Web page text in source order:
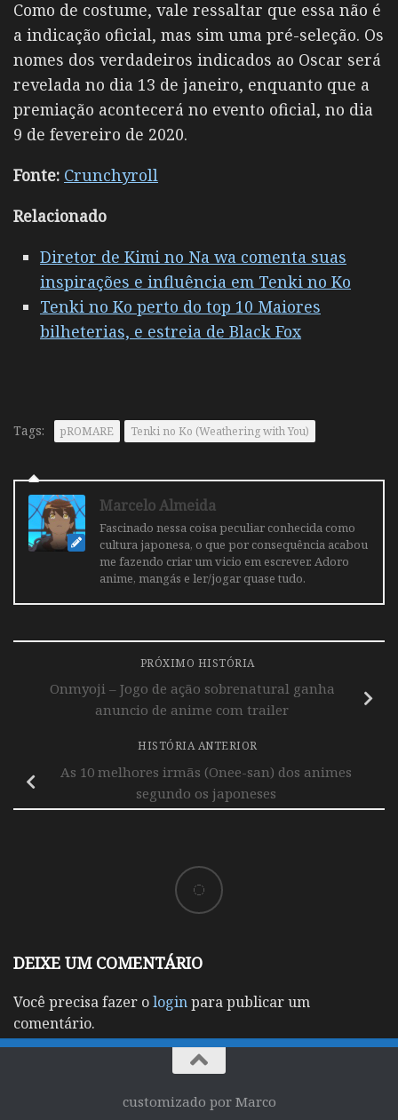
Como de costume, vale ressaltar que essa não é
a indicação oficial, mas sim uma pré-seleção. Os
nomes dos verdadeiros indicados ao Oscar será
revelada no dia 13 de janeiro, enquanto que a
premiação acontecerá no evento oficial, no dia
9 de fevereiro de 2020.
Fonte: Crunchyroll
Relacionado
Diretor de Kimi no Na wa comenta suas
inspirações e influência em Tenki no Ko
Tenki no Ko perto do top 10 Maiores
bilheterias, e estreia de Black Fox
Tags: pROMARE Tenki no Ko (Weathering with You)
Marcelo Almeida
Fascinado nessa coisa peculiar conhecida como
cultura japonesa, o que por consequência acabou
me fazendo criar um vicio em escrever. Adoro
anime, mangás e ler/jogar quase tudo.
PRÓXIMO HISTÓRIA
Onmyoji – Jogo de ação sobrenatural ganha
anuncio de anime com trailer
HISTÓRIA ANTERIOR
As 10 melhores irmãs (Onee-san) dos animes
segundo os japoneses
DEIXE UM COMENTÁRIO
Você precisa fazer ologinpara publicar um
comentário.
customizado por Marco